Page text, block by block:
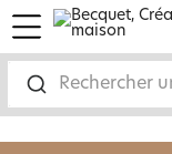
Rechercher
menu
achetés